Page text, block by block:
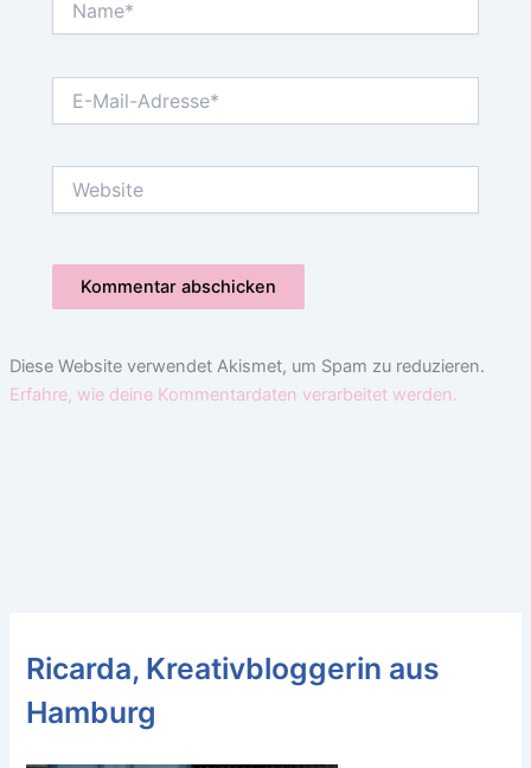
Mail-
Diese Website verwendet Akismet, um Spam zu reduzieren.
Erfahre, wie deine Kommentardaten verarbeitet werden.
Ricarda, Kreativbloggerin aus
Hamburg